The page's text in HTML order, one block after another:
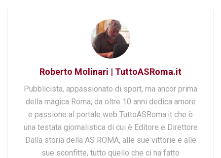
Roberto Molinari | TuttoASRoma.it
Pubblicista, appassionato di sport, ma ancor prima
della magica Roma, da oltre 10 anni dedica amore
e passione al portale web TuttoASRoma.it che è
una testata giornalistica di cui è Editore e Direttore
Dalla storia della AS ROMA, alle sue vittorie e alle
sue sconfitte, tutto quello che ci ha fatto